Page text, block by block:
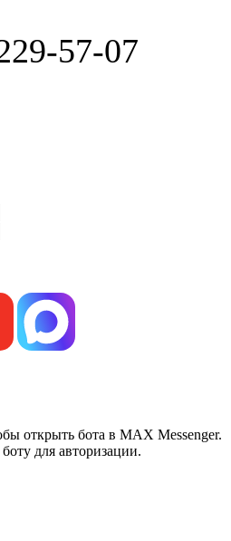
57-07
открыть бота в MAX Messenger.
для авторизации.